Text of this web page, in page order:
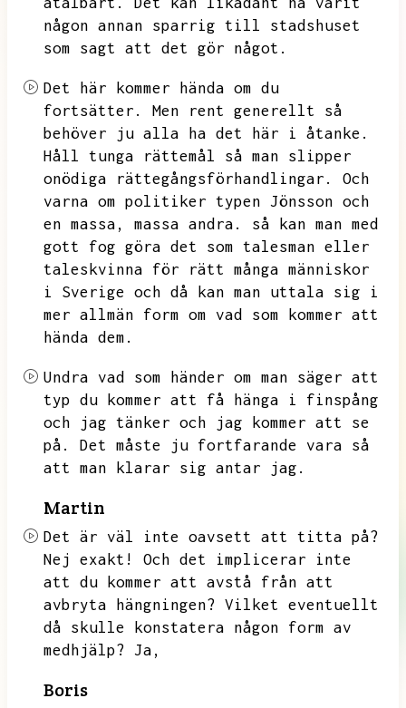
någon annan sparrig till stadshuset
som sagt att det gör något.
Det här kommer hända om du
fortsätter.
Men rent generellt så
behöver ju alla ha det här i åtanke.
Håll tunga rättemål så man slipper
onödiga rättegångsförhandlingar.
Och
varna om politiker typen Jönsson och
en massa,
massa andra.
så kan man med
gott fog göra det som talesman eller
taleskvinna för rätt många människor
i Sverige och då kan man uttala sig i
mer allmän form om vad som kommer att
hända dem.
Undra vad som händer om man säger att
typ du kommer att få hänga i finspång
och jag tänker och jag kommer att se
på.
Det måste ju fortfarande vara så
att man klarar sig antar jag.
Martin
Det är väl inte oavsett att titta på?
Nej exakt!
Och det implicerar inte
att du kommer att avstå från att
avbryta hängningen? Vilket eventuellt
då skulle konstatera någon form av
medhjälp? Ja,
Boris